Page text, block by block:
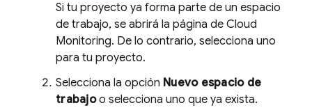
Si tu proyecto ya forma parte de un espacio
de trabajo, se abrirá la página de Cloud
Monitoring. De lo contrario, selecciona uno
para tu proyecto.
Selecciona la opción Nuevo espacio de
trabajoo selecciona uno que ya exista.